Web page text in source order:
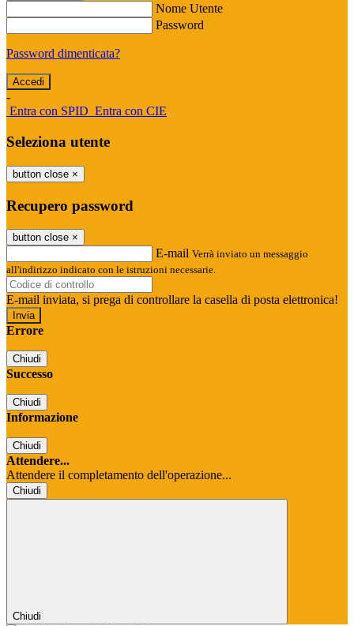
Nome Utente
Password
Password dimenticata?
-
Entra con SPID Entra con CIE
Seleziona utente
button close ×
Recupero password
button close ×
E-mail Verrà inviato un messaggio
all'indirizzo indicato con le istruzioni necessarie.
E-mail inviata, si prega di controllare la casella di posta elettronica!
Errore
Chiudi
Successo
Chiudi
Informazione
Chiudi
Attendere...
Attendere il completamento dell'operazione...
Chiudi
Chiudi